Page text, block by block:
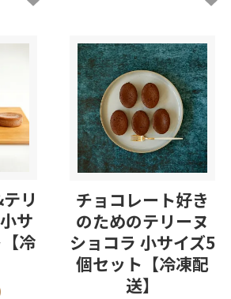
リ
サ
冷
チョコレート好き
のためのテリーヌ
ショコラ 小サイズ5
個セット【冷凍配
送】